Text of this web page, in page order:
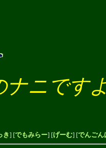
ナニです
き] [でもみらー] [げーむ] [でんごん